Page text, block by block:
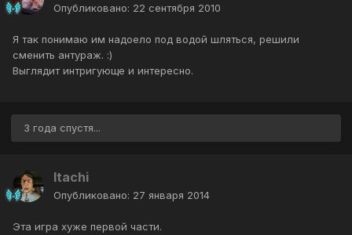
Опубликовано: 22 сентября 2010
Я так понимаю им надоело под водой шляться, решили
сменить антураж. :)
Выглядит интригующе и интересно.
3 года спустя...
Itachi
Опубликовано: 27 января 2014
Эта игра хуже первой части.